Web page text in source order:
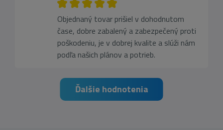
Objednaný tovar prišiel v dohodnutom
čase, dobre zabalený a zabezpečený proti
poškodeniu, je v dobrej kvalite a slúži nám
podľa našich plánov a potrieb.
Ďalšie hodnotenia